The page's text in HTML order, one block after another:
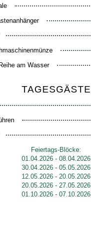
am Wasser
TAGESGÄSTE
Feiertags-Blöcke:
01.04.2026 - 08.04.2026
30.04.2026 - 05.05.2026
12.05.2026 - 20.05.2026
20.05.2026 - 27.05.2026
01.10.2026 - 07.10.2026